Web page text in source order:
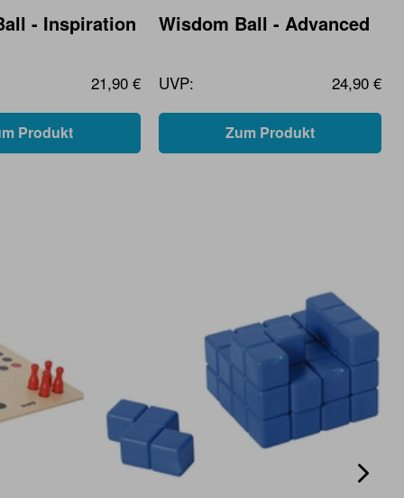
- Inspiration
21,90 €
Produkt
Wisdom Ball - Advanced
UVP: 24,90 €
Zum Produkt